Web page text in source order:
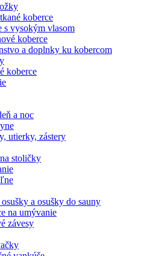
koberce
s vysokým vlasom
koberce
a doplnky ku kobercom
koberce
a noc
utierky, zástery
stoličky
a osušky do sauny
na umývanie
závesy